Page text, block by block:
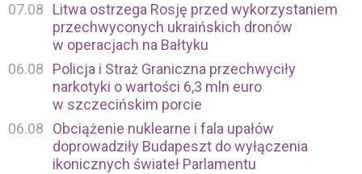
07.08
Litwa ostrzega Rosję przed wykorzystaniem
przechwyconych ukraińskich dronów
w operacjach na Bałtyku
06.08
Policja i Straż Graniczna przechwyciły
narkotyki o wartości 6,3 mln euro
w szczecińskim porcie
06.08
Obciążenie nuklearne i fala upałów
doprowadziły Budapeszt do wyłączenia
ikonicznych świateł Parlamentu